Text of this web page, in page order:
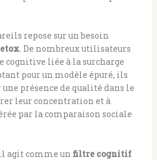
repose sur un besoin
. De nombreux utilisateurs
cognitive liée à la surcharge
pour un modèle épuré, ils
présence de qualité dans le
leur concentration et à
par la comparaison sociale
agit comme un filtre cognitif